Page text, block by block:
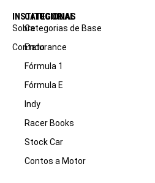
INSTITUCIONAL
Sobre
Contato
CATEGORIAS
Categorias de Base
Endurance
Fórmula 1
Fórmula E
Indy
Racer Books
Stock Car
Contos a Motor